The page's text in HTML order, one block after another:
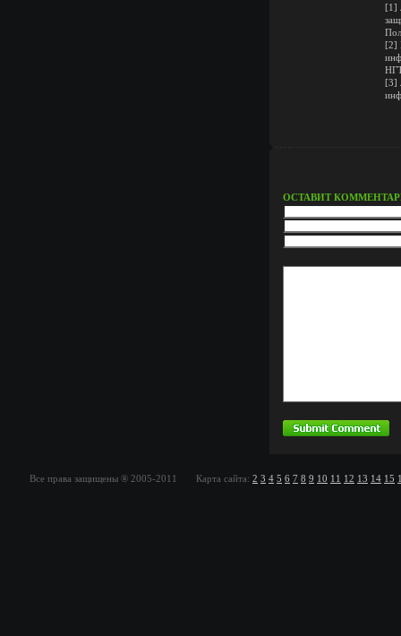
[1]
[2]
[3]
ОСТАВИТ
Все права защищены ® 2005-2011 Карта сайта: 2 3 4 5 6 7 8 9 10 11 12 13 14 15